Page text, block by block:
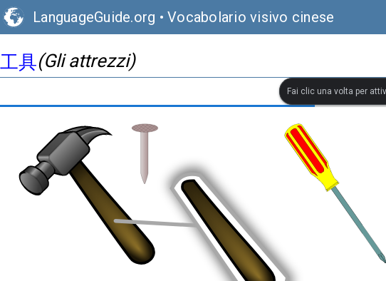
LanguageGuide.org • Vocabolario visivo cinese
工具(Gli attrezzi)
Fai clic una volta per